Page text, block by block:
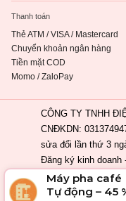
Thanh toán
Thẻ ATM / VISA / Mastercard
Chuyển khoản ngân hàng
Tiền mặt COD
Momo / ZaloPay
CÔNG TY TNHH
CNĐKDN:
sửa đổi lần thứ 3
Đăng ký kinh doanh
Địa chỉ đăng ký
Phường Cầu Ông
Máy pha café
Tự động – 45